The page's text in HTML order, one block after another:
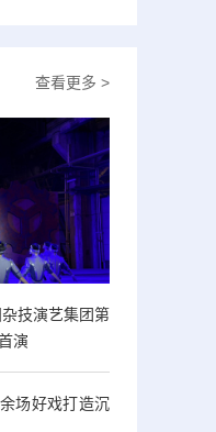
查看更多 >
技演艺集团第
演
场好戏打造沉